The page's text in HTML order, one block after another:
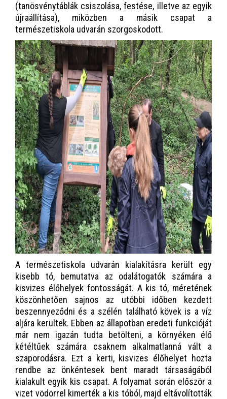
(tanösvénytáblák csiszolása, festése, illetve az egyik
újraállítása), miközben a másik csapat a
természetiskola udvarán szorgoskodott.
A természetiskola udvarán kialakításra került egy
kisebb tó, bemutatva az odalátogatók számára a
kisvizes élőhelyek fontosságát. A kis tó, méretének
köszönhetően sajnos az utóbbi időben kezdett
beszennyeződni és a szélén található kövek is a víz
aljára kerültek. Ebben az állapotban eredeti funkcióját
már nem igazán tudta betölteni, a környéken élő
kétéltűek számára csaknem alkalmatlanná vált a
szaporodásra. Ezt a kerti, kisvizes élőhelyet hozta
rendbe az önkéntesek bent maradt társaságából
kialakult egyik kis csapat. A folyamat során először a
vizet vödörrel kimerték a kis tóból, majd eltávolították